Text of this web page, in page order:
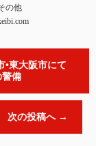
の他
•東大阪市にて
警備
次の投稿へ →